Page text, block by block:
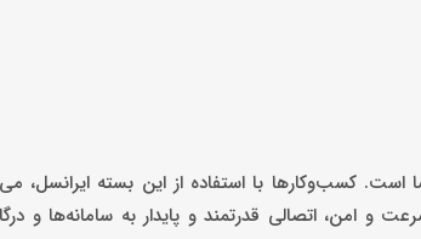
کسب‌وکارها با استفاده از این بسته ایرانسل،
و امن، اتصالی قدرتمند و پایدار به سامانه‌ها و